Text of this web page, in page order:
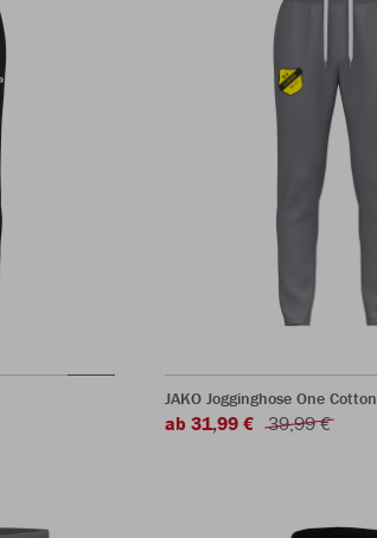
JAKO Jogginghose One Cotton
ab 31,99 € 39,99 €